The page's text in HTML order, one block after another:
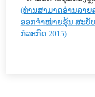
(ທ່ານສາມາດອ່ານລາ
ອອກຈໍາໜ່າຍຮຸ້ນ ສະບັບ
ກໍລະກົດ 2015)